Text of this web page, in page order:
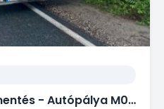
Autómentés Furgonmentés - Autópálya M0 M3 M31.